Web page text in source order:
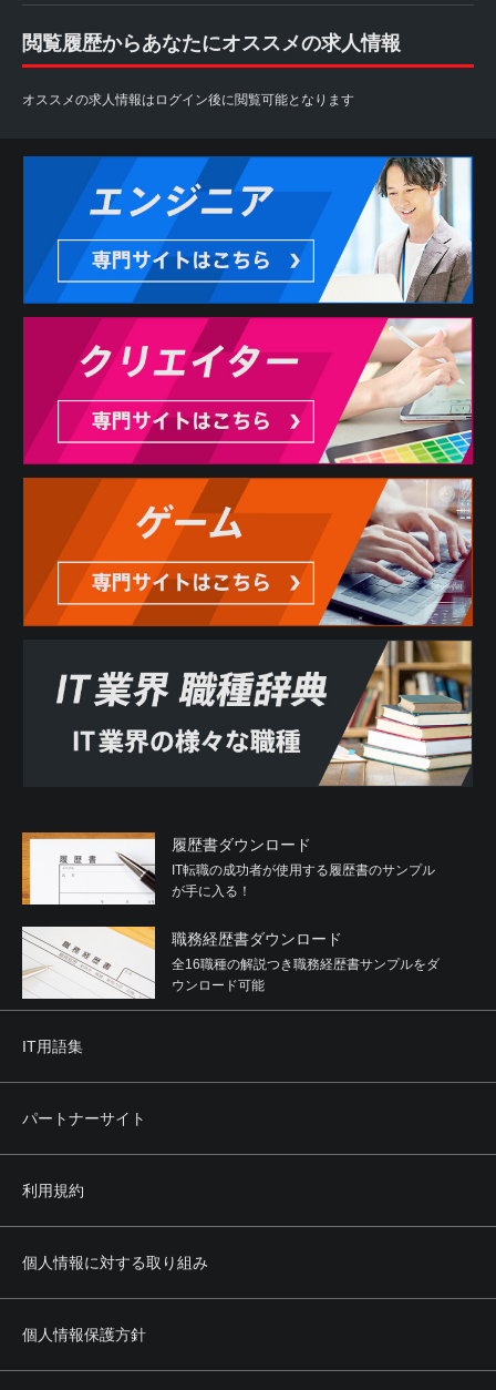
閲覧履歴からあなたにオススメの求人情報
オススメの求人情報はログイン後に閲覧可能となります
履歴書ダウンロード
IT転職の成功者が使用する履歴書のサンプル
が手に入る！
職務経歴書ダウンロード
全16職種の解説つき職務経歴書サンプルをダ
ウンロード可能
IT用語集
パートナーサイト
利用規約
個人情報に対する取り組み
個人情報保護方針